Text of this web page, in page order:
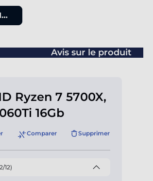
Avis sur le produit
Ryzen 7 5700X,
16Gb
Comparer Supprimer
12)